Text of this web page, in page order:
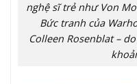
nghệ sĩ trẻ như Von
Bức tranh của
Colleen Rosenblat –